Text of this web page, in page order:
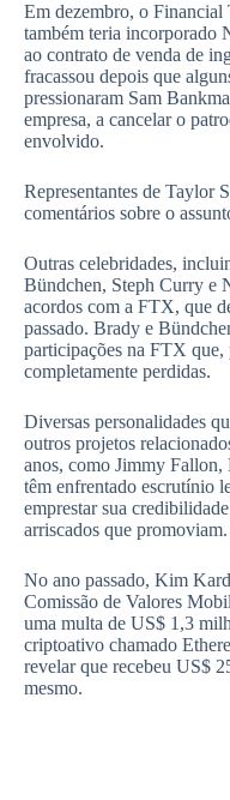
Em dezembro, o Financial
também teria incorporado
ao contrato de venda de
fracassou depois que
pressionaram Sam
empresa, a cancelar o
envolvido.
Representantes de Taylor
comentários sobre o
Outras celebridades,
Bündchen, Steph Curry e
acordos com a FTX, que
passado. Brady e
participações na FTX
completamente perdidas.
Diversas personalidades
outros projetos
anos, como Jimmy
têm enfrentado escrutínio
emprestar sua
arriscados que promoviam.
No ano passado, Kim
Comissão de Valores
uma multa de US$ 1,3
criptoativo chamado
revelar que recebeu US$
mesmo.